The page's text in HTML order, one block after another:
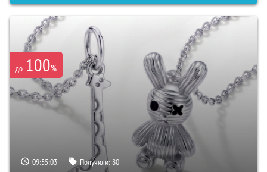
до 100%
09:55:02 Получили:80